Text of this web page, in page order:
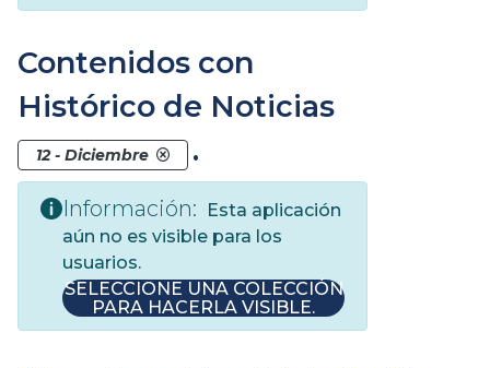
Contenidos con
Histórico de Noticias
12 - Diciembre .
Información:
Esta aplicación
aún no es visible para los
usuarios.
SELECCIONE UNA COLECCIÓN
PARA HACERLA VISIBLE.